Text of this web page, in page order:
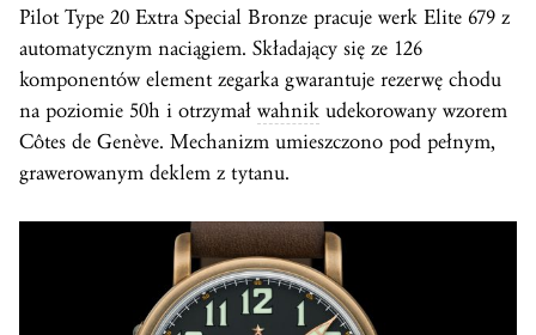
Pilot Type 20 Extra Special Bronze pracuje werk Elite 679 z
automatycznym naciągiem. Składający się ze 126
komponentów element zegarka gwarantuje rezerwę chodu
na poziomie 50h i otrzymał wahnik udekorowany wzorem
Côtes de Genève. Mechanizm umieszczono pod pełnym,
grawerowanym deklem z tytanu.